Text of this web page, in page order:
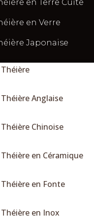
en Terre Cuite
en Verre
Japonaise
Théière
Théière Anglaise
Théière Chinoise
Théière en Céramique
Théière en Fonte
Théière en Inox